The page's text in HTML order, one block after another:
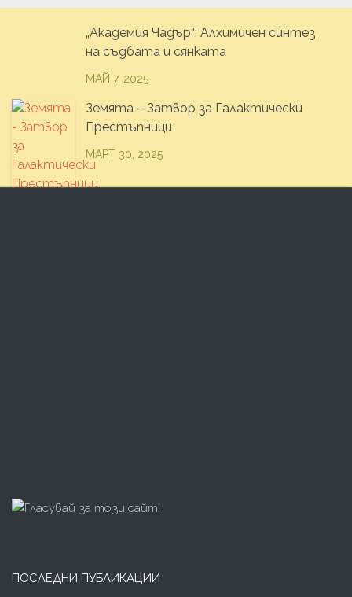
„Академия Чадър“: Алхимичен синтез
на съдбата и сянката
МАЙ 7, 2025
Земята – Затвор за Галактически
Престъпници
МАРТ 30, 2025
ПОСЛЕДНИ ПУБЛИКАЦИИ